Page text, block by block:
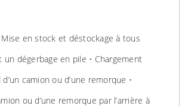
en stock et déstockage à tous
un dégerbage en pile • Chargement
camion ou d’une remorque •
ou d’une remorque par l’arrière à